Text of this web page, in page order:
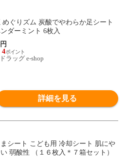
めぐりズム 炭酸でやわらか足シート
ダーミント 6枚入
円
4
ラッグ e-shop
詳細を見る
シート こども用 冷却シート 肌にや
弱酸性 （１６枚入＊７箱セット）